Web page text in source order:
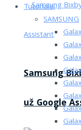
Samsung
už Google
Tutorialai
SAMSUNG